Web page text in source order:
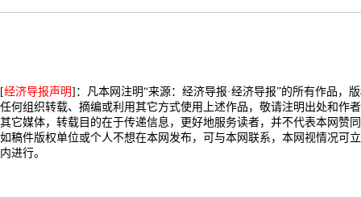
[经济导报声明]：凡本网注明“来源：经济导报·经济导报”的所有作品，
任何组织转载、摘编或利用其它方式使用上述作品，敬请注明出处和作
其它媒体，转载目的在于传递信息，更好地服务读者，并不代表本网赞
如稿件版权单位或个人不想在本网发布，可与本网联系，本网视情况可
内进行。